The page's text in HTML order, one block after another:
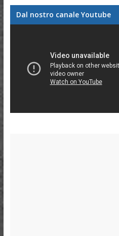
Dal nostro canale Youtube